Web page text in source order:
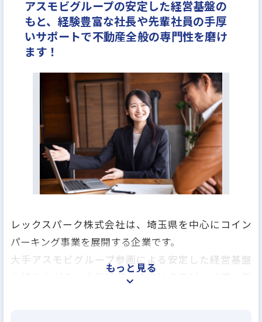
月平均残業20時間以内
アスモビグループの安定した経営基盤の
もと、経験豊富な社長や先輩社員の手厚
いサポートで不動産全般の専門性を磨け
ます！
レックスパーク株式会社は、埼玉県を中心にコイン
パーキング事業を展開する企業です。
大手アスモビグループ参画による安定した経営基盤
を持ちながら、少数精鋭ならではのスピード感と裁
もっと見る